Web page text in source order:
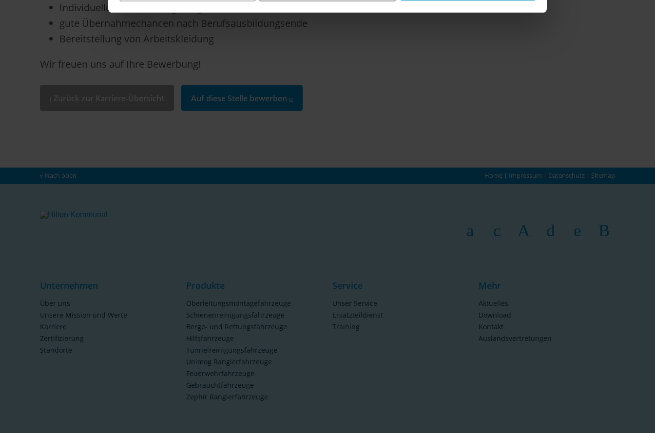
Individuelle Weiterbildungsmöglichkeiten
gute Übernahmechancen nach Berufsausbildungsende
Bereitstellung von Arbeitskleidung
Wir freuen uns auf Ihre Bewerbung!
Zurück zur Karriere-Übersicht Auf diese Stelle bewerben
Nach oben Home | Impressum | Datenschutz | Sitemap
Unternehmen
Über uns
Unsere Mission und Werte
Karriere
Zertifizierung
Standorte
Produkte
Oberleitungsmontagefahrzeuge
Schienenreinigungsfahrzeuge
Berge- und Rettungsfahrzeuge
Hilfsfahrzeuge
Tunnelreinigungsfahrzeuge
Unimog Rangierfahrzeuge
Feuerwehrfahrzeuge
Gebrauchtfahrzeuge
Zephir Rangierfahrzeuge
Service
Unser Service
Ersatzteildienst
Training
Mehr
Aktuelles
Download
Kontakt
Auslandsvertretungen